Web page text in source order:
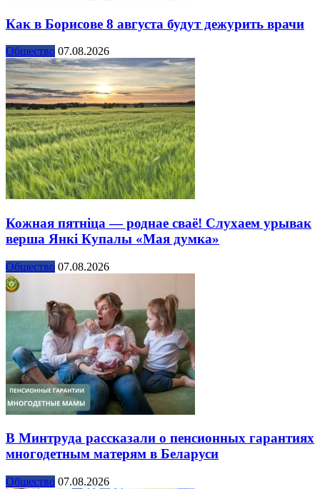
Как в Борисове 8 августа будут дежурить врачи
Общество 07.08.2026
Кожная пятніца — роднае сваё! Слухаем урывак
верша Янкі Купалы «Мая думка»
Общество 07.08.2026
В Минтруда рассказали о пенсионных гарантиях
многодетным матерям в Беларуси
Общество 07.08.2026